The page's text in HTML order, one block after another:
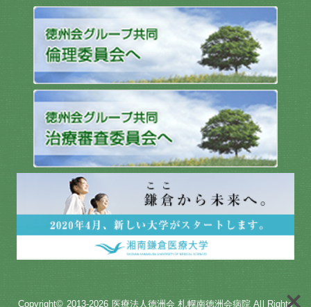
Copyright© 2013-2026 医療法人徳洲会 札幌南徳洲会病院 All Rights